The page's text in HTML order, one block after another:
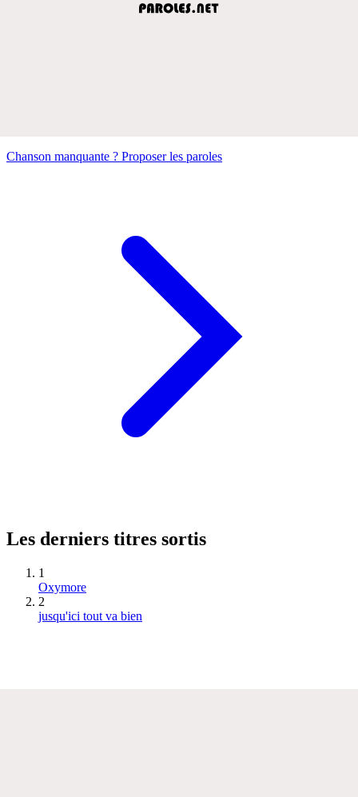
Chanson manquante ? Proposer les paroles
Les derniers titres sortis
1
Oxymore
2
jusqu'ici tout va bien